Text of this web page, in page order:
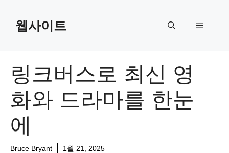
content웹사이트 Menu
링크버스로 최신 영
화와 드라마를 한눈
에
Bruce Bryant 1월 21, 2025